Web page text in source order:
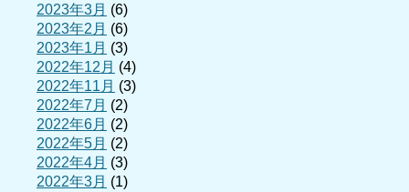
2023年3月 (6)
2023年2月 (6)
2023年1月 (3)
2022年12月 (4)
2022年11月 (3)
2022年7月 (2)
2022年6月 (2)
2022年5月 (2)
2022年4月 (3)
2022年3月 (1)